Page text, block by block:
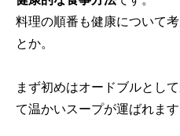
料理の順番も健康について
とか。
まず初めはオードブルとし
て温かいスープが運ばれます